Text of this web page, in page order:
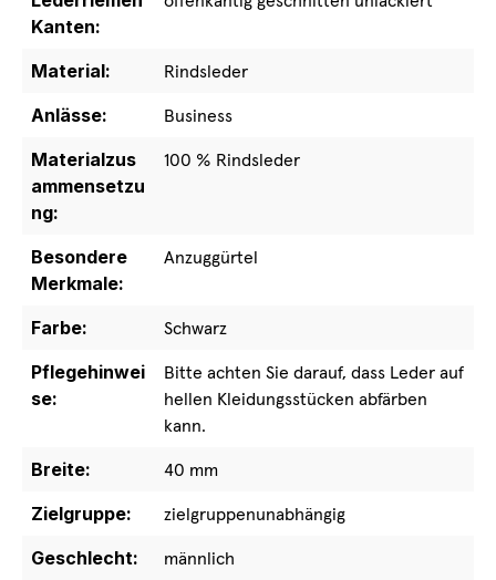
Kanten:
Material:
Rindsleder
Anlässe:
Business
Materialzus
ammensetzu
ng:
100 % Rindsleder
Besondere
Merkmale:
Anzuggürtel
Farbe:
Schwarz
Pflegehinwei
se:
Bitte achten Sie darauf, dass Leder auf
hellen Kleidungsstücken abfärben
kann.
Breite:
40 mm
Zielgruppe:
zielgruppenunabhängig
Geschlecht:
männlich